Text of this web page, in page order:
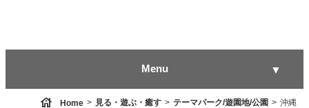
Menu ▼
house Home 見る・遊ぶ・癒す テーマパーク/遊園地/公園 沖縄